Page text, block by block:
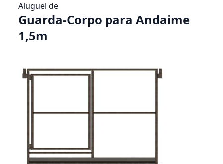
Aluguel de
Guarda-Corpo para Andaime
1,5m